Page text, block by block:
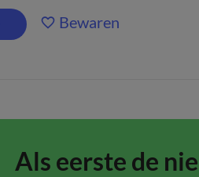
Bewaren
Als eerste de